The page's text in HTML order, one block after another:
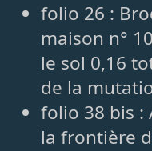
folio 26 :
maison n°
le sol 0,16
de la
folio 38 bis :
la frontière